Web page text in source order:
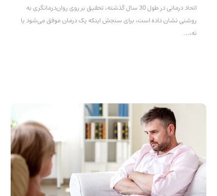
اتحاد درمانی در طول 30 سال گذشته، تحقیق بر روی روان‌درمانگری به
روشنی نشان داده است، برای سنجش اینکه یک درمان موفق می‌شود یا
نه،…